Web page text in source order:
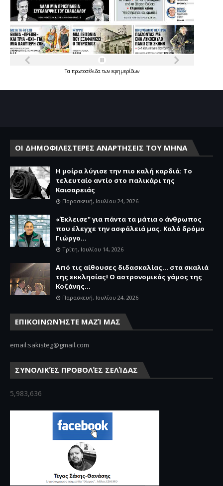
Τα πρωτοσέλιδατων εφημερίδων
ΟΙ ΔΗΜΟΦΙΛΕΣΤΕΡΕΣ ΑΝΑΡΤΗΣΕΙΣ ΤΟΥ ΜΗΝΑ
Η μοίρα λύγισε την πιο καλή καρδιά: Το
τελευταίο αντίο στο παλικάρι της
Καισαρειάς
Παρασκευή, Ιουλίου 24, 2026
«Έκλεισε" για πάντα τα μάτια ο άνθρωπος
που έλεγχε την ασφάλειά μας. Καλό δρόμο
Γιώργο...
Τρίτη, Ιουλίου 14, 2026
Από τις αίθουσες διδασκαλίας… στα σκαλιά
της εκκλησίας! Ο αστρονομικός γάμος της
Κοζάνης...
Παρασκευή, Ιουλίου 24, 2026
ΕΠΙΚΟΙΝΩΝΉΣΤΕ ΜΑΖΊ ΜΑΣ
email:sakisteg@gmail.com
ΣΥΝΟΛΙΚΈΣ ΠΡΟΒΟΛΈΣ ΣΕΛΊΔΑΣ
5,983,636